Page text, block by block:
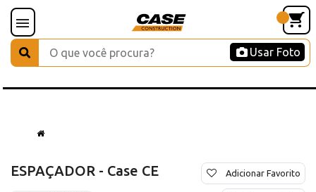
Usar Foto
ESPAÇADOR - Case CE Adicionar Favorito